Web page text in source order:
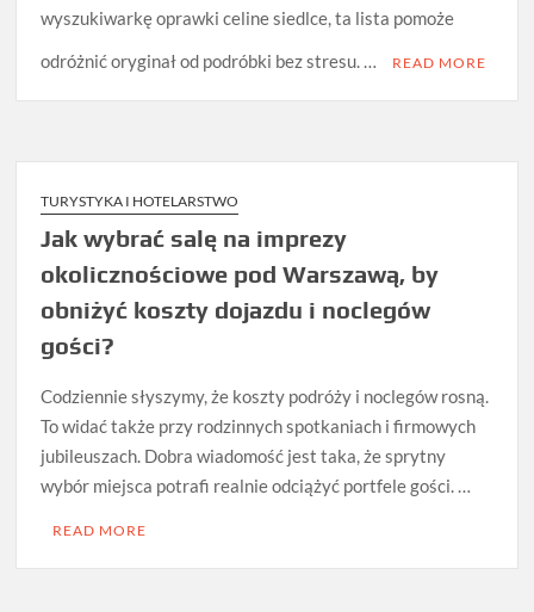
wyszukiwarkę oprawki celine siedlce, ta lista pomoże
odróżnić oryginał od podróbki bez stresu. …
READ MORE
TURYSTYKA I HOTELARSTWO
Jak wybrać salę na imprezy
okolicznościowe pod Warszawą, by
obniżyć koszty dojazdu i noclegów
gości?
Codziennie słyszymy, że koszty podróży i noclegów rosną.
To widać także przy rodzinnych spotkaniach i firmowych
jubileuszach. Dobra wiadomość jest taka, że sprytny
wybór miejsca potrafi realnie odciążyć portfele gości. …
READ MORE